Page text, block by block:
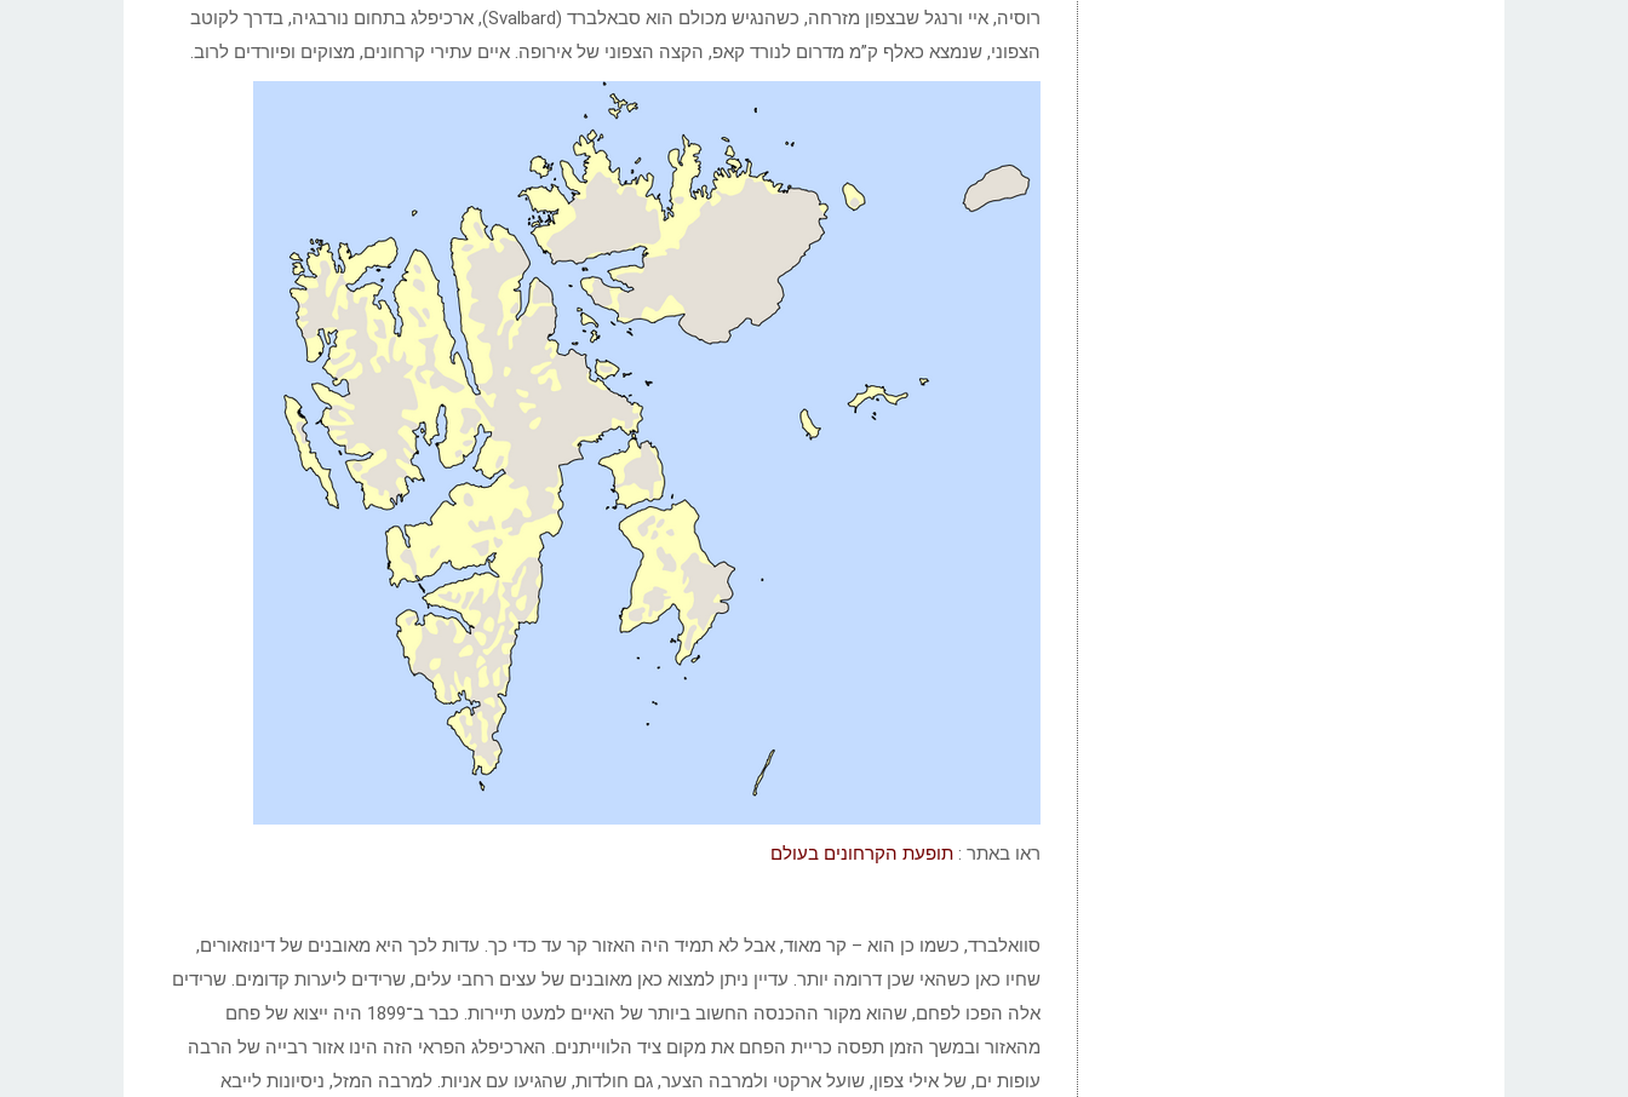
רוסיה, איי ורנגל שבצפון מזרחה, כשהנגיש מכולם הוא סבאלברד (Svalbard), ארכיפלג בתחום נורבגיה, בדרך לקוטב
הצפוני, שנמצא כאלף ק”מ מדרום לנורד קאפ, הקצה הצפוני של אירופה. איים עתירי קרחונים, מצוקים ופיורדים לרוב.
ראו באתר : תופעת הקרחונים בעולם
סוואלברד, כשמו כן הוא – קר מאוד, אבל לא תמיד היה האזור קר עד כדי כך. עדות לכך היא מאובנים של דינוזאורים,
שחיו כאן כשהאי שכן דרומה יותר. עדיין ניתן למצוא כאן מאובנים של עצים רחבי עלים, שרידים ליערות קדומים. שרידים
אלה הפכו לפחם, שהוא מקור ההכנסה החשוב ביותר של האיים למעט תיירות. כבר ב־1899 היה ייצוא של פחם
מהאזור ובמשך הזמן תפסה כריית הפחם את מקום ציד הלווייתנים. הארכיפלג הפראי הזה הינו אזור רבייה של הרבה
עופות ים, של אילי צפון, שועל ארקטי ולמרבה הצער, גם חולדות, שהגיעו עם אניות. למרבה המזל, ניסיונות לייבא